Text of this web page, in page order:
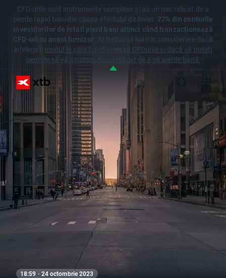
CFD-urile sunt instrumente complexe și au un risc ridicat de a
pierde rapid bani din cauza efectului de levier. 77% din conturile
investitorilor de retail pierd bani atunci când tranzacționează
CFD-uri cu acest furnizor. Ar trebui să luați în considerare dacă
înțelegeți modul în care funcționează CFDurile și dacă vă puteți
permite să vă asumați riscul ridicat de a vă pierde banii.
18:59 · 24 octombrie 2023